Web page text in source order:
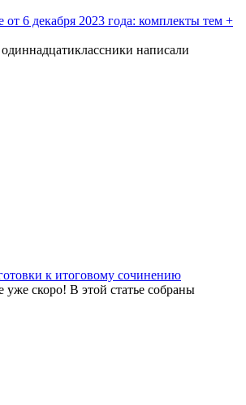
от 6 декабря 2023 года: комплекты тем +
написали
к итоговому сочинению
уже скоро! В этой статье собраны